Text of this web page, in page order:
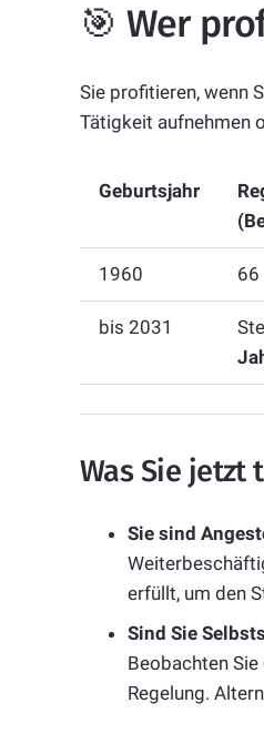
🎯 Wer
Sie profitieren, wenn
Tätigkeit aufnehmen
Geburtsjahr
1960 66
bis 2031
Was Sie jetzt
Sie sind
erfüllt, um den
Sind Sie
Beobachten
Regelung.